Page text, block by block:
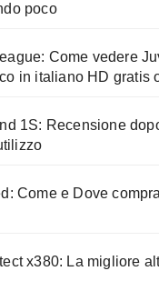
poco
Come vedere
in italiano HD gratis
1S: Recensione
Come e Dove
x380: La migliore